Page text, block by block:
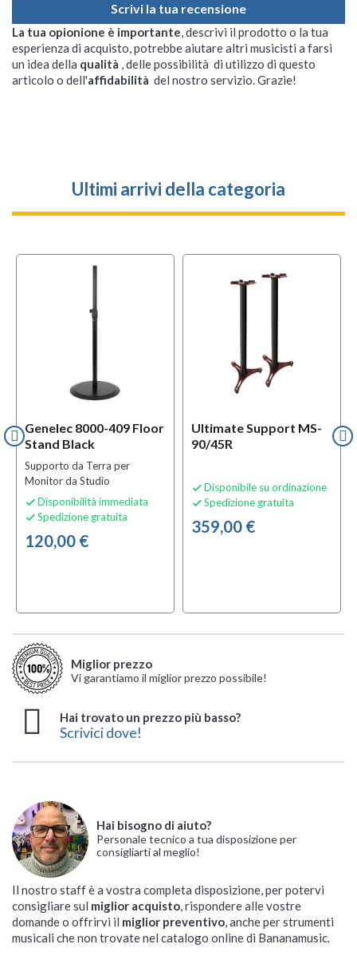
Scrivi la tua recensione
La tua opionione è importante, descrivi il prodotto o la tua
esperienza di acquisto, potrebbe aiutare altri musicisti a farsi
un idea della qualità , delle possibilità di utilizzo di questo
articolo o dell'affidabilità del nostro servizio. Grazie!
Ultimi arrivi della categoria
Genelec 8000-409 Floor
Stand Black
Supporto da Terra per
Monitor da Studio
 Disponibilità immediata
 Spedizione gratuita
120,00 €
Ultimate Support MS-
90/45R
 Disponibile su ordinazione
 Spedizione gratuita
359,00 €
Miglior prezzo
Vi garantiamo il miglior prezzo possibile!
Hai trovato un prezzo più basso?
Scrivici dove!
Hai bisogno di aiuto?
Personale tecnico a tua disposizione per
consigliarti al meglio!
Il nostro staff è a vostra completa disposizione, per potervi
consigliare sul miglior acquisto, rispondere alle vostre
domande o offrirvi il miglior preventivo, anche per strumenti
musicali che non trovate nel catalogo online di Bananamusic.